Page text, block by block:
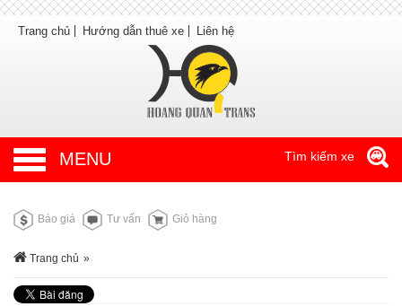
Trang chủ Hướng dẫn thuê xe Liên hệ
MENU Tìm kiếm xe
Báo giá Tư vấn Giỏ hàng
Trang chủ »